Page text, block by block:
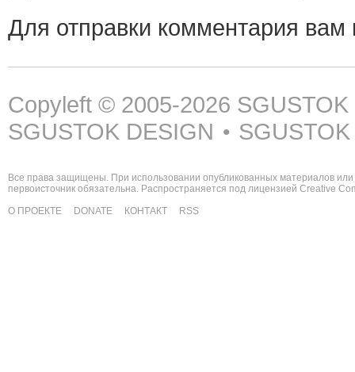
Для отправки комментария
Copyleft © 2005-2026
SGUSTOK DESIGN •
Все права защищены. При использовании опубликованных материалов
первоисточник обязательна. Распространяется под лицензией Creative
О ПРОЕКТЕ
DONATE КОНТАКТ RSS